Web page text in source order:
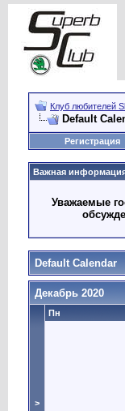
Клуб любителей
Default
Регистрация
Важная
Уважаемые
Default Calendar
Декабрь 2020
>
Пн